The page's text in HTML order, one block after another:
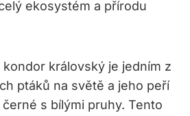
ekosystém a přírodu
kondor královský je jedním z
ptáků na světě a jeho peří
s bílými pruhy. Tento